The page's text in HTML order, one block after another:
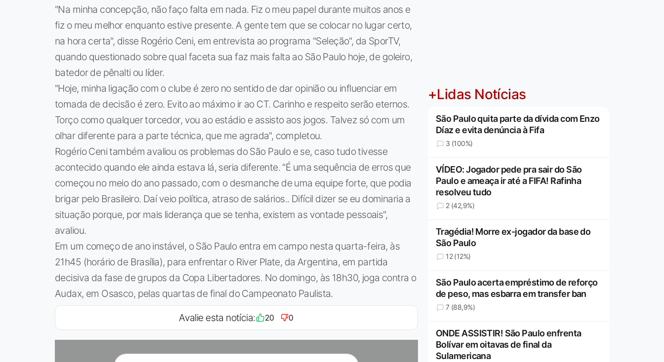
"Na minha concepção, não faço falta em nada. Fiz o meu papel durante muitos anos e
fiz o meu melhor enquanto estive presente. A gente tem que se colocar no lugar certo,
na hora certa", disse Rogério Ceni, em entrevista ao programa "Seleção", da SporTV,
quando questionado sobre qual faceta sua faz mais falta ao São Paulo hoje, de goleiro,
batedor de pênalti ou líder.
"Hoje, minha ligação com o clube é zero no sentido de dar opinião ou influenciar em
tomada de decisão é zero. Evito ao máximo ir ao CT. Carinho e respeito serão eternos.
Torço como qualquer torcedor, vou ao estádio e assisto aos jogos. Talvez só com um
olhar diferente para a parte técnica, que me agrada", completou.
Rogério Ceni também avaliou os problemas do São Paulo e se, caso tudo tivesse
acontecido quando ele ainda estava lá, seria diferente. "É uma sequência de erros que
começou no meio do ano passado, com o desmanche de uma equipe forte, que podia
brigar pelo Brasileiro. Daí veio política, atraso de salários.. Difícil dizer se eu dominaria a
situação porque, por mais liderança que se tenha, existem as vontade pessoais",
avaliou.
Em um começo de ano instável, o São Paulo entra em campo nesta quarta-feira, às
21h45 (horário de Brasília), para enfrentar o River Plate, da Argentina, em partida
decisiva da fase de grupos da Copa Libertadores. No domingo, às 18h30, joga contra o
Audax, em Osasco, pelas quartas de final do Campeonato Paulista.
Avalie esta notícia: 20 0
+Lidas Notícias
São Paulo quita parte da dívida com Enzo
Díaz e evita denúncia à Fifa
3 (100%)
VÍDEO: Jogador pede pra sair do São
Paulo e ameaça ir até a FIFA! Rafinha
resolveu tudo
2 (42,9%)
Tragédia! Morre ex-jogador da base do
São Paulo
12 (12%)
São Paulo acerta empréstimo de reforço
de peso, mas esbarra em transfer ban
7 (88,9%)
ONDE ASSISTIR! São Paulo enfrenta
Bolívar em oitavas de final da
Sulamericana